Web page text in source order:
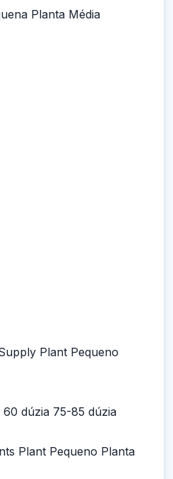
Planta Média
Plant Pequeno
dúzia 75-85 dúzia
Plant Pequeno Planta